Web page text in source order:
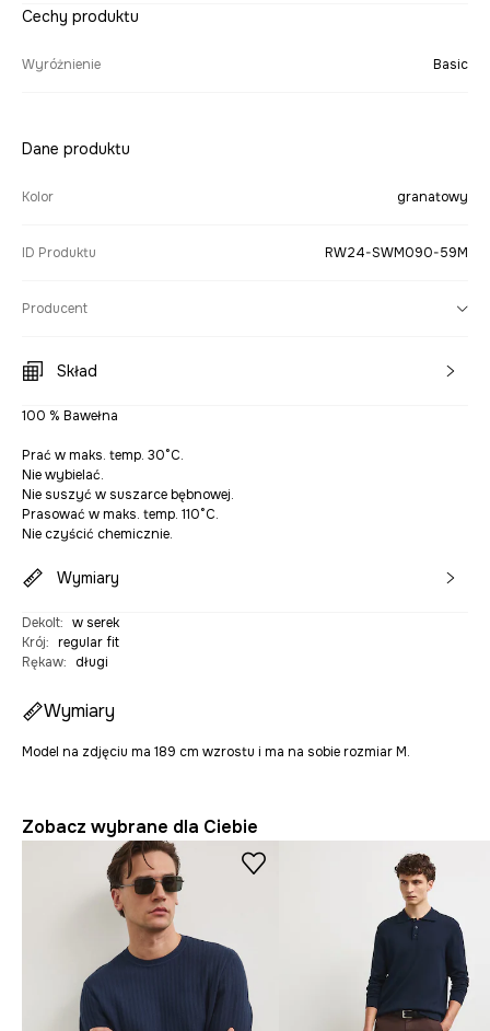
Cechy produktu
Wyróżnienie Basic
Dane produktu
Kolor granatowy
ID Produktu RW24-SWM090-59M
Producent
Skład
100 % Bawełna
Prać w maks. temp. 30°C.
Nie wybielać.
Nie suszyć w suszarce bębnowej.
Prasować w maks. temp. 110°C.
Nie czyścić chemicznie.
Wymiary
Dekolt: w serek
Krój: regular fit
Rękaw: długi
Wymiary
Model na zdjęciu ma 189 cm wzrostu i ma na sobie rozmiar M.
Zobacz wybrane dla Ciebie